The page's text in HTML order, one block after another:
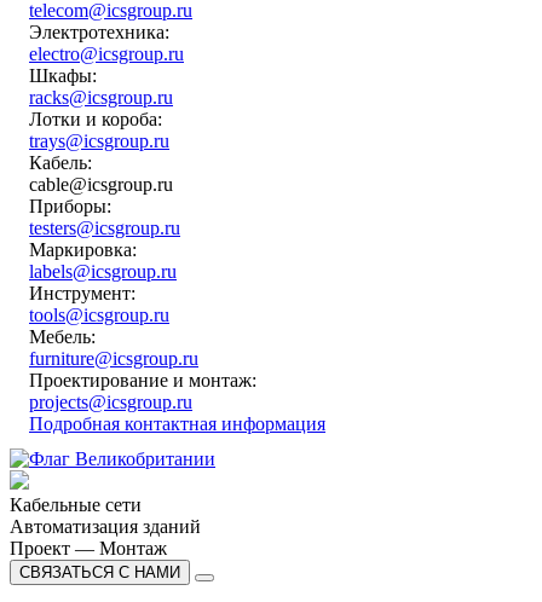
telecom@icsgroup.ru
Электротехника:
electro@icsgroup.ru
Шкафы:
racks@icsgroup.ru
Лотки и короба:
trays@icsgroup.ru
Кабель:
cable@icsgroup.ru
Приборы:
testers@icsgroup.ru
Маркировка:
labels@icsgroup.ru
Инструмент:
tools@icsgroup.ru
Мебель:
furniture@icsgroup.ru
Проектирование и монтаж:
projects@icsgroup.ru
Подробная контактная информация
Кабельные сети
Автоматизация зданий
Проект — Монтаж
СВЯЗАТЬСЯ С НАМИ